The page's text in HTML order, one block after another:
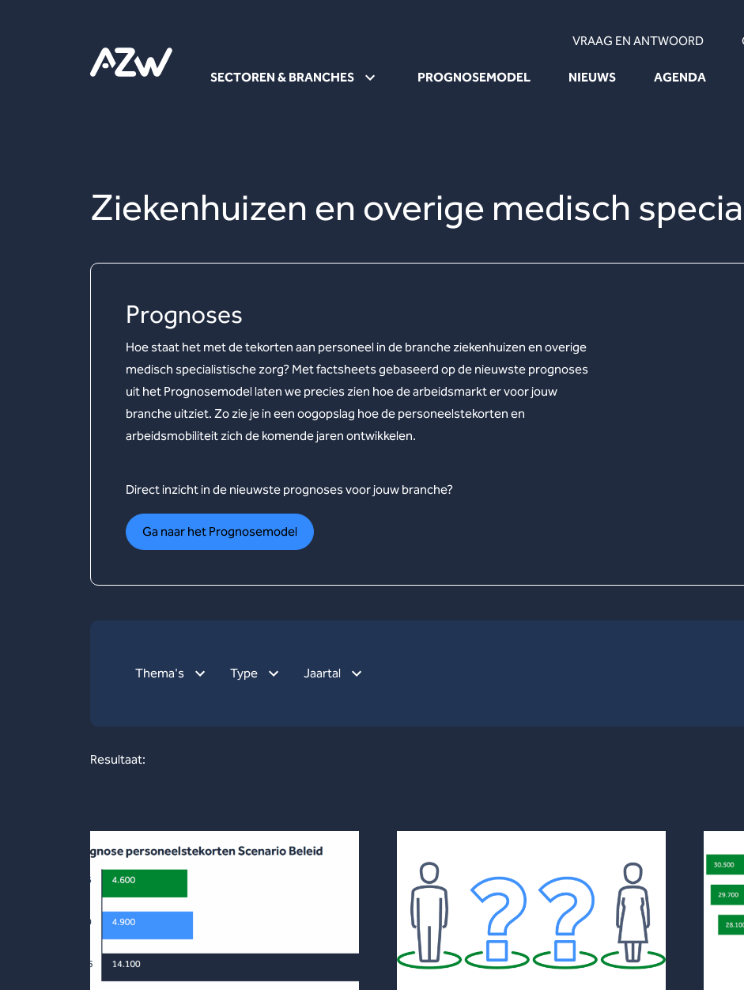
SECTOREN & BRANCHES PROGNOSEMODEL NIEUWS AGENDA
VRAAG EN ANTWOORD
Ziekenhuizen en overige medisch
Prognoses
Hoe staat het met de tekorten aan personeel in de branche ziekenhuizen en overige
medisch specialistische zorg? Met factsheets gebaseerd op de nieuwste prognoses
uit het Prognosemodel laten we precies zien hoe de arbeidsmarkt er voor jouw
branche uitziet. Zo zie je in een oogopslag hoe de personeelstekorten en
arbeidsmobiliteit zich de komende jaren ontwikkelen.
Direct inzicht in de nieuwste prognoses voor jouw branche?
Ga naar het Prognosemodel
Thema's Type Jaartal
Resultaat: